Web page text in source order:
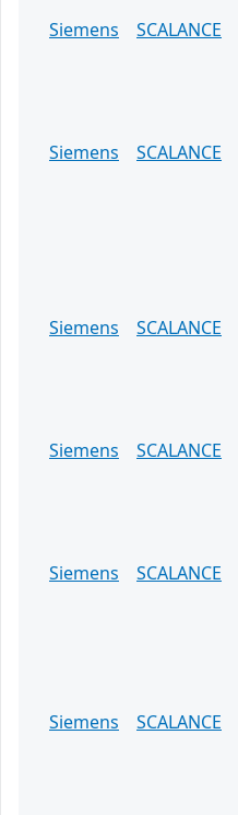
Siemens
SCALANCE
Siemens
SCALANCE
Siemens
SCALANCE
Siemens
SCALANCE
Siemens
SCALANCE
Siemens
SCALANCE